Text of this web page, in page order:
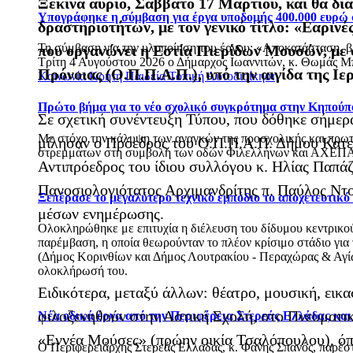
Υπογράφηκε η σύμβαση για έργα υποδομής 400.000
Τη σύμβαση για την υλοποίηση του έργου:
Τρίτη 4 Αυγούστου 2026 ο Δήμαρχος Ιωαννιτών, κ. Θωμάς
ΚοινωνίαΚρήτηΠαιδείαΤοπική Αυτοδιοίκηση
Πρώτο βήμα για το νέο σχολικό συγκρότημα στην
Με στόχο την κάλυψη των αναγκών της προσχολικής και
στρεμμάτων στη συμβολή των οδών Φιλελλήνων και
Ξεπέρασε το μεγαλύτερο τεχνικό εμπόδιο το
Ολοκληρώθηκε με επιτυχία η διέλευση του δίδυμου
παρέμβαση, η οποία θεωρούνταν το πλέον κρίσιμο στάδιο
(Δήμος Κορινθίων και Δήμος Λουτρακίου - Περαχώρας &
ολοκλήρωσή του.
Νέα οδικά έργα από την Περιφέρεια Στερεάς Ελλάδας
Ο Περιφερειάρχης Στερεάς Ελλάδας, κ. Φάνης Σπανός,
Ξεκινά αύριο, Σάββατο 17 Μαρτίου, και θα
δραστηριοτήτων, με τον γενικό τίτλο:
που οργανώνει η Εστία Πιερίδων Μουσών, με
Πρόνοιας (Ο.Π.Π.Α.Π.), υπό την αιγίδα της
Σε σχετική συνέντευξη Τύπου, που δόθηκε
μίλησαν ο Πρόεδρος του Ο.Π.Π.Α.Π. Δήμου
Αντιπρόεδρος του ίδιου συλλόγου κ. Ηλίας
Πανοσιολογιότατος Αρχιμανδρίτης π. Παύλος
μέσων ενημέρωσης.
Ειδικότερα, μεταξύ άλλων: θέατρο, μουσική,
φιλοξενηθούν στην Αστική Σχολή, στο
«Εννέα Μούσες» (πρώην οικία Τσαλόπουλου),